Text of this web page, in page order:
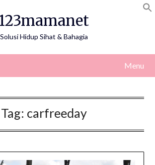
Solusi Hidup Sihat & Bahagia
Menu
Tag: carfreeday